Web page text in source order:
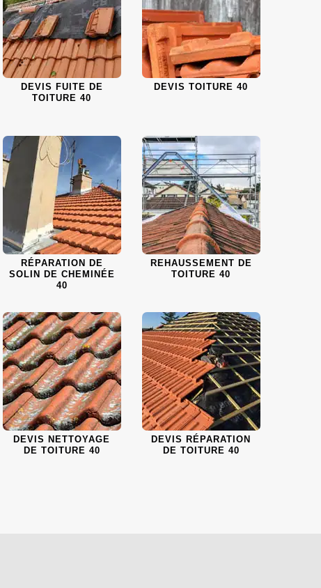
DEVIS FUITE DE
TOITURE 40
DEVIS TOITURE 40
RÉPARATION DE
SOLIN DE CHEMINÉE
40
REHAUSSEMENT DE
TOITURE 40
DEVIS NETTOYAGE
DE TOITURE 40
DEVIS RÉPARATION
DE TOITURE 40